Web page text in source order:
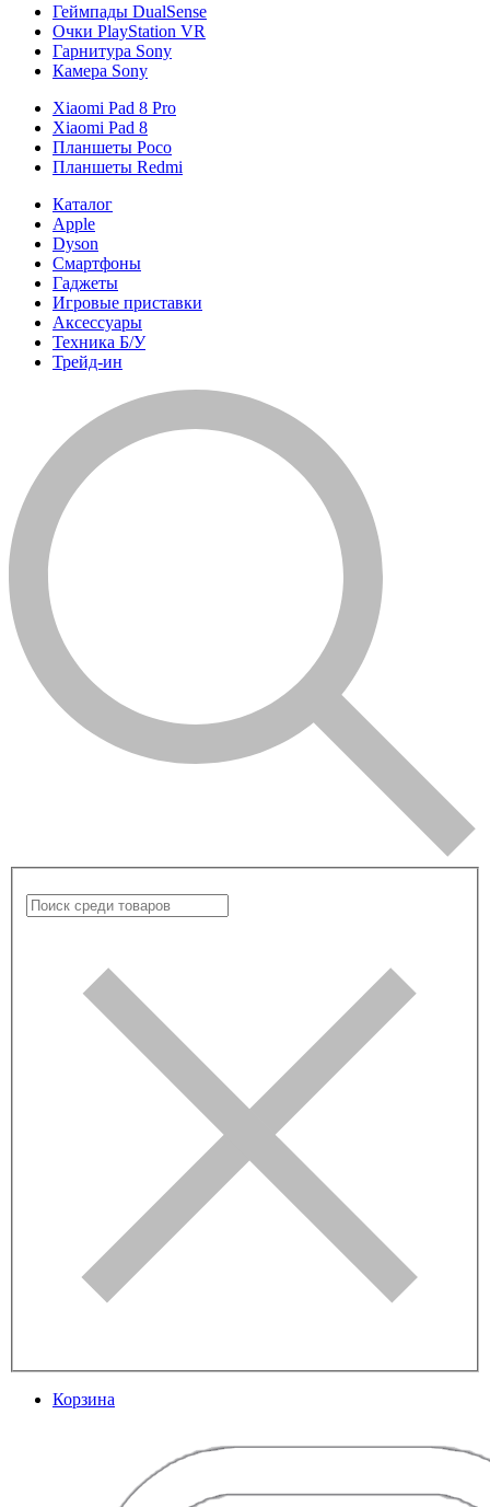
Геймпады DualSense
Очки PlayStation VR
Гарнитура Sony
Камера Sony
Xiaomi Pad 8 Pro
Xiaomi Pad 8
Планшеты Poco
Планшеты Redmi
Каталог
Apple
Dyson
Смартфоны
Гаджеты
Игровые приставки
Аксессуары
Техника Б/У
Трейд-ин
Корзина